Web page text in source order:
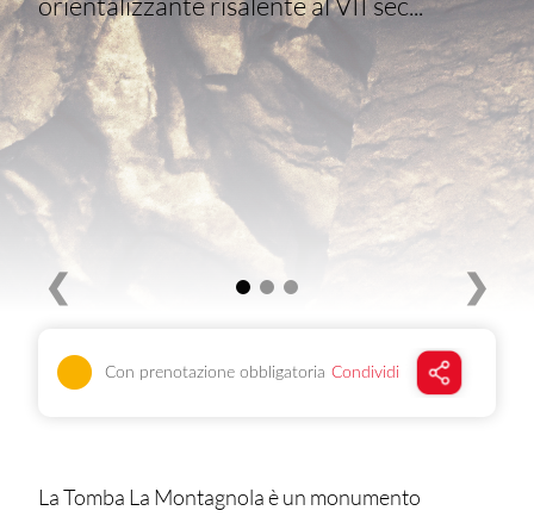
❮ ❯
Con prenotazione obbligatoria Condividi
La Tomba La Montagnola è un monumento